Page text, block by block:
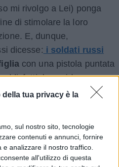
della tua privacy è la
sul nostro sito, tecnologie
contenuti e annunci, fornire
analizzare il nostro traffico.
all'utilizzo di questa
mi rivolgo a Lei) ponga
di stimolare la loro
E, dunque,
dicesse: i soldati russi
con una pistola puntata
la uccidono senza
tua madre con un
, riducendolo in poltiglia;
la casa che hai costruito
tutto quello che avevi;